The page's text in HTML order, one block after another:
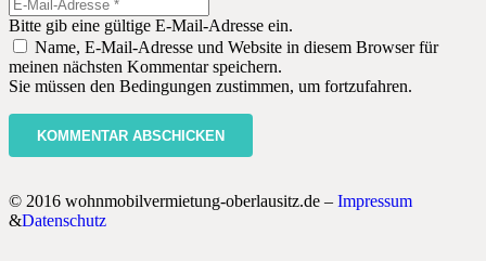
Bitte gib eine gültige E-Mail-Adresse ein.
Name, E-Mail-Adresse und Website in diesem Browser für
meinen nächsten Kommentar speichern.
Sie müssen den Bedingungen zustimmen, um fortzufahren.
KOMMENTAR ABSCHICKEN
© 2016 wohnmobilvermietung-oberlausitz.de – Impressum
&Datenschutz